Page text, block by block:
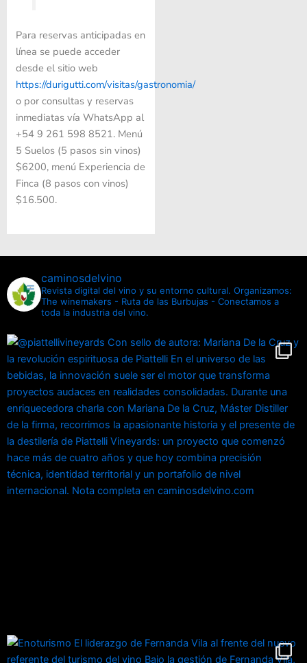
Para reservas anticipadas en
línea se puede acceder
desde el sitio web
https://durigutti.com/visitas/gastronomia/
o por consultas y reservas
inmediatas vía WhatsApp al
+54 9 261 598 8521. Menú
5 Suelos (5 pasos sin vinos)
$6200, menú Experiencia de
Finca (8 pasos con vinos)
$16.500.
caminosdelvino
Revista digital del vino y su entorno cultural. Organizamos:
The winemakers - Ruta de las Burbujas - Conectamos a
toda la industria del vino.